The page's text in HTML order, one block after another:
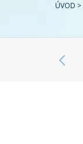
ÚVOD >